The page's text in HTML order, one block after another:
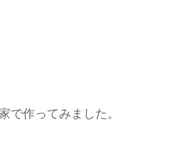
で作ってみました。